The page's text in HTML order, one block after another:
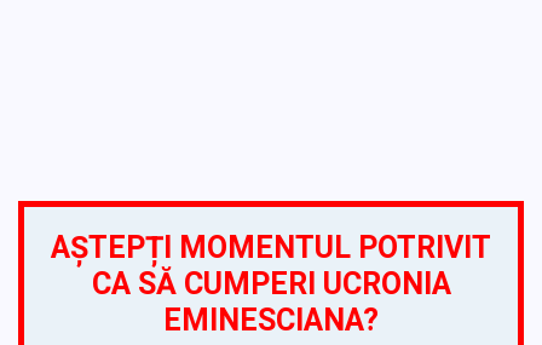
AȘTEPȚI MOMENTUL POTRIVIT
CA SĂ CUMPERI UCRONIA
EMINESCIANA?